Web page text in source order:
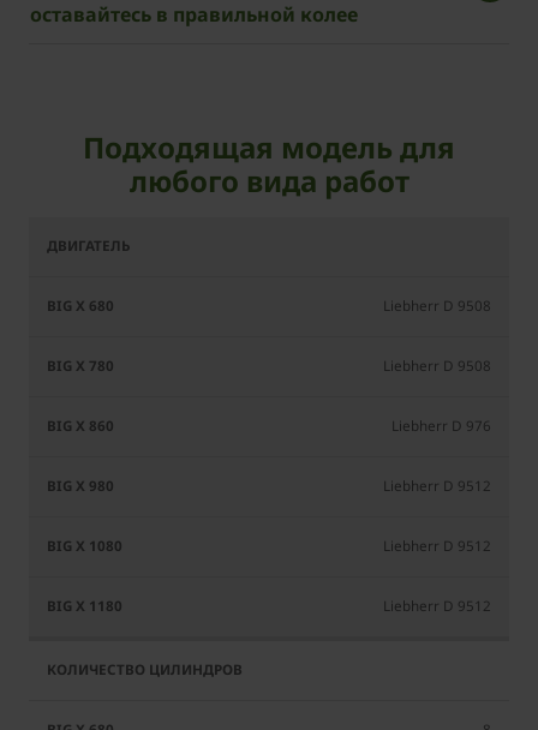
оставайтесь в правильной колее
Подходящая модель для
любого вида работ
BiG
680
1080
1180
Liebherr D 9508
Liebherr D 9508
Liebherr D 976
Liebherr D 9512
Liebherr D 9512
Liebherr D 9512